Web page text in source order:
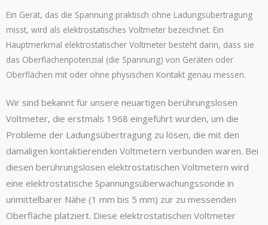
Ein Gerät, das die Spannung praktisch ohne Ladungsübertragung
misst, wird als elektrostatisches Voltmeter bezeichnet. Ein
Hauptmerkmal elektrostatischer Voltmeter besteht darin, dass sie
das Oberflächenpotenzial (die Spannung) von Geräten oder
Oberflächen mit oder ohne physischen Kontakt genau messen.
Wir sind bekannt für unsere neuartigen berührungslosen
Voltmeter, die erstmals 1968 eingeführt wurden, um die
Probleme der Ladungsübertragung zu lösen, die mit den
damaligen kontaktierenden Voltmetern verbunden waren. Bei
diesen berührungslosen elektrostatischen Voltmetern wird
eine elektrostatische Spannungsüberwachungssonde in
unmittelbarer Nähe (1 mm bis 5 mm) zur zu messenden
Oberfläche platziert. Diese elektrostatischen Voltmeter